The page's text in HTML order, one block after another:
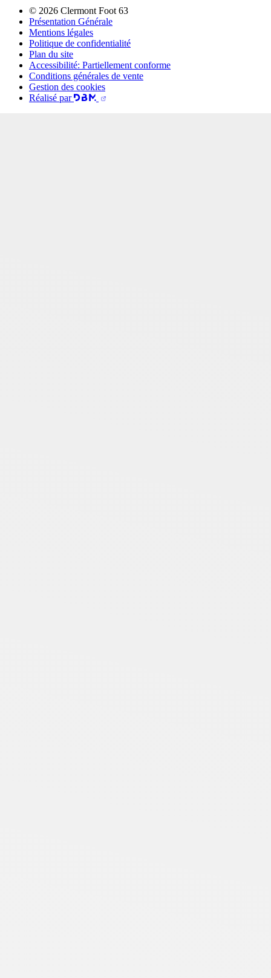
© 2026 Clermont Foot 63
Présentation Générale
Mentions légales
Politique de confidentialité
Plan du site
Accessibilité: Partiellement conforme
Conditions générales de vente
Gestion des cookies
Réalisé par